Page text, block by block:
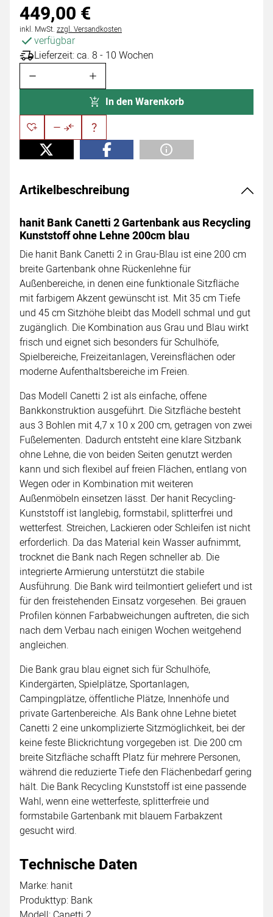
449,00 €
Steuerhinweis:
inkl. MwSt. zzgl. Versandkosten
verfügbar
Lieferzeit: ca. 8 - 10 Wochen
In den Warenkorb
Artikelbeschreibung
hanit Bank Canetti 2 Gartenbank aus Recycling
Kunststoff ohne Lehne 200cm blau
Die hanit Bank Canetti 2 in Grau-Blau ist eine 200 cm
breite Gartenbank ohne Rückenlehne für
Außenbereiche, in denen eine funktionale Sitzfläche
mit farbigem Akzent gewünscht ist. Mit 35 cm Tiefe
und 45 cm Sitzhöhe bleibt das Modell schmal und gut
zugänglich. Die Kombination aus Grau und Blau wirkt
frisch und eignet sich besonders für Schulhöfe,
Spielbereiche, Freizeitanlagen, Vereinsflächen oder
moderne Aufenthaltsbereiche im Freien.
Das Modell Canetti 2 ist als einfache, offene
Bankkonstruktion ausgeführt. Die Sitzfläche besteht
aus 3 Bohlen mit 4,7 x 10 x 200 cm, getragen von zwei
Fußelementen. Dadurch entsteht eine klare Sitzbank
ohne Lehne, die von beiden Seiten genutzt werden
kann und sich flexibel auf freien Flächen, entlang von
Wegen oder in Kombination mit weiteren
Außenmöbeln einsetzen lässt. Der hanit Recycling-
Kunststoff ist langlebig, formstabil, splitterfrei und
wetterfest. Streichen, Lackieren oder Schleifen ist nicht
erforderlich. Da das Material kein Wasser aufnimmt,
trocknet die Bank nach Regen schneller ab. Die
integrierte Armierung unterstützt die stabile
Ausführung. Die Bank wird teilmontiert geliefert und ist
für den freistehenden Einsatz vorgesehen. Bei grauen
Profilen können Farbabweichungen auftreten, die sich
nach dem Verbau nach einigen Wochen weitgehend
angleichen.
Die Bank grau blau eignet sich für Schulhöfe,
Kindergärten, Spielplätze, Sportanlagen,
Campingplätze, öffentliche Plätze, Innenhöfe und
private Gartenbereiche. Als Bank ohne Lehne bietet
Canetti 2 eine unkomplizierte Sitzmöglichkeit, bei der
keine feste Blickrichtung vorgegeben ist. Die 200 cm
breite Sitzfläche schafft Platz für mehrere Personen,
während die reduzierte Tiefe den Flächenbedarf gering
hält. Die Bank Recycling Kunststoff ist eine passende
Wahl, wenn eine wetterfeste, splitterfreie und
formstabile Gartenbank mit blauem Farbakzent
gesucht wird.
Technische Daten
Marke: hanit
Produkttyp: Bank